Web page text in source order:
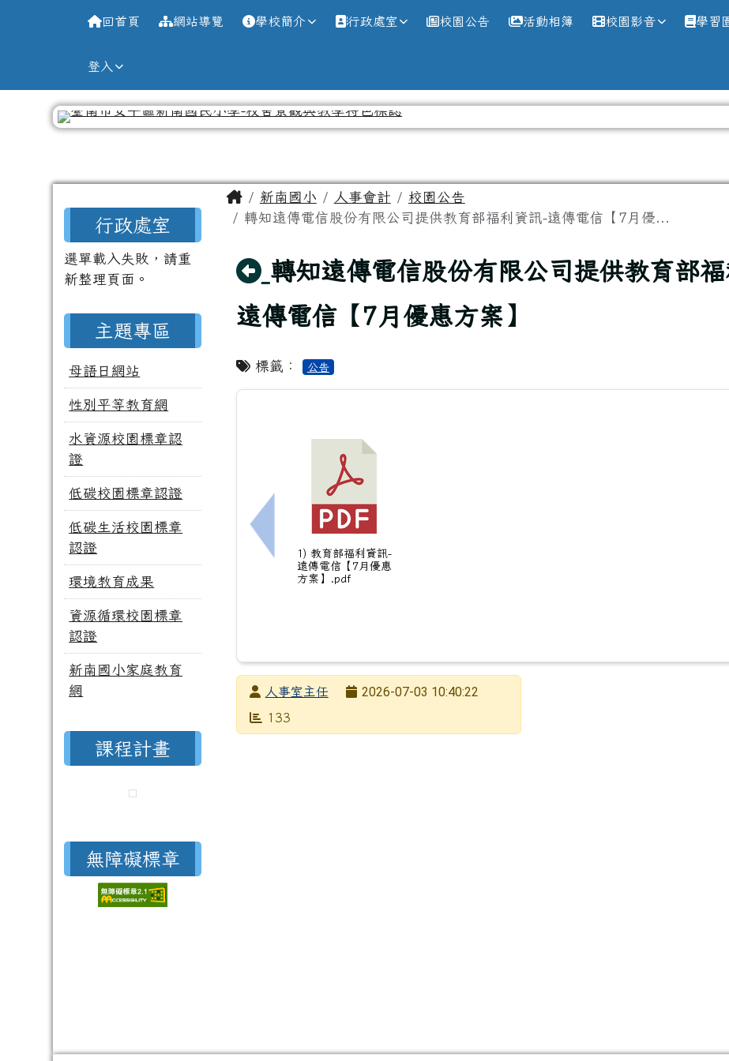
台南市新南國小全球資訊網
回首頁 網站導覽 學校簡介 行政處室 校園公告 活動相簿 校園影音 學習
登入
左邊區域內容
行政處室
選單載入失敗，請重
新整理頁面。
主題專區
母語日網站
性別平等教育網
水資源校園標章認
證
低碳校園標章認證
低碳生活校園標章
認證
環境教育成果
資源循環校園標章
認證
新南國小家庭教育
網
課程計畫
無障礙標章
主內容區域
Home新南國小 人事會計
校園公告
轉知遠傳電信股份有限公司提供教育部福利資訊-遠傳電信【7月優...
回上頁
轉知遠傳電信股份有限公司提供教育部
遠傳電信【7月優惠方案】
標籤： 公告
上一筆：有關公立高級中等以下學校教師採計曾任2所以上公立幼兒園契
1) 教育部福利資訊-
遠傳電信【7月優惠
方案】.pdf
發布者人事室主任
發布日期
2026-07-03 10:40:22
瀏覽次數
133